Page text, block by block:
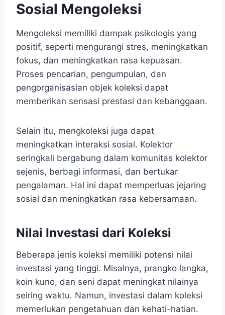
Sosial Mengoleksi
Mengoleksi memiliki dampak psikologis yang
positif, seperti mengurangi stres, meningkatkan
fokus, dan meningkatkan rasa kepuasan.
Proses pencarian, pengumpulan, dan
pengorganisasian objek koleksi dapat
memberikan sensasi prestasi dan kebanggaan.
Selain itu, mengkoleksi juga dapat
meningkatkan interaksi sosial. Kolektor
seringkali bergabung dalam komunitas kolektor
sejenis, berbagi informasi, dan bertukar
pengalaman. Hal ini dapat memperluas jejaring
sosial dan meningkatkan rasa kebersamaan.
Nilai Investasi dari Koleksi
Beberapa jenis koleksi memiliki potensi nilai
investasi yang tinggi. Misalnya, prangko langka,
koin kuno, dan seni dapat meningkat nilainya
seiring waktu. Namun, investasi dalam koleksi
memerlukan pengetahuan dan kehati-hatian.